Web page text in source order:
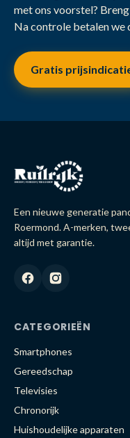
met ons voorstel?
Na controle betalen
Gratis
Een nieuwe generatie
Roermond. A-merken,
altijd met garantie.
CATEGORIEËN
Smartphones
Gereedschap
Televisies
Chronorijk
Huishoudelijke apparaten